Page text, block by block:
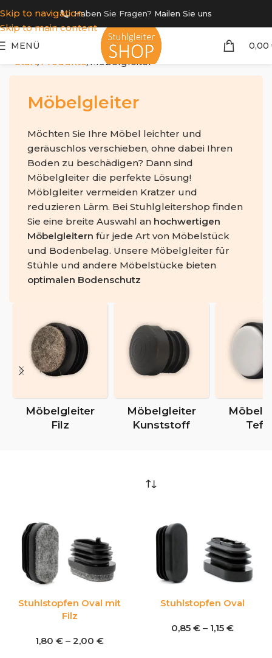
Skip to navigation
Skip to main content
Haben Sie Fragen? Mailen Sie uns
MENÜ 0,00
Start Produkte Möbelgleiter
Möbelgleiter
Möchten Sie Ihre Möbel leichter und
geräuschlos verschieben, ohne dabei Ihren
Boden zu beschädigen? Dann sind
Möbelgleiter die perfekte Lösung!
Möblgleiter vermeiden Kratzer und
reduzieren Lärm. Bei Stuhlgleitershop finden
Sie eine breite Auswahl an hochwertigen
Möbelgleitern für jede Art von Möbelstück
und Bodenbelag. Unsere Möbelgleiter für
Stühle und andere Möbelstücke bieten
optimalen Bodenschutz
Möbelgleiter
Filz
Möbelgleiter
Kunststoff
Stuhlstopfen Oval mit
Filz
1,80 € – 2,00 €
Stuhlstopfen Oval
0,85 € – 1,15 €